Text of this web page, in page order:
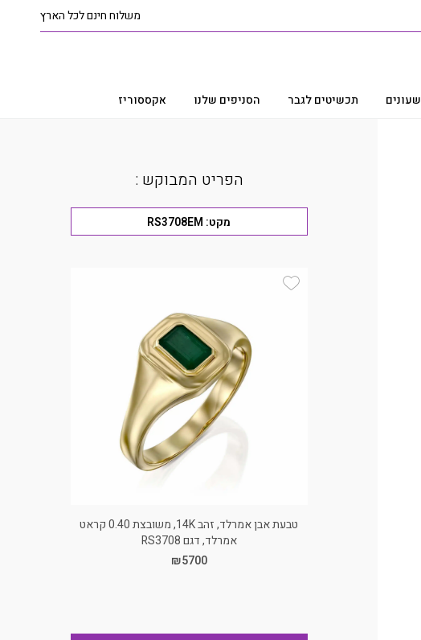
משלוח חינם לכל הארץ
שעונים תכשיטים לגבר הסניפים שלנו אקססוריז
הפריט המבוקש :
מקט: RS3708EM
טבעת אבן אמרלד, זהב 14K, משובצת 0.40 קראט
אמרלד, דגם RS3708
₪5700